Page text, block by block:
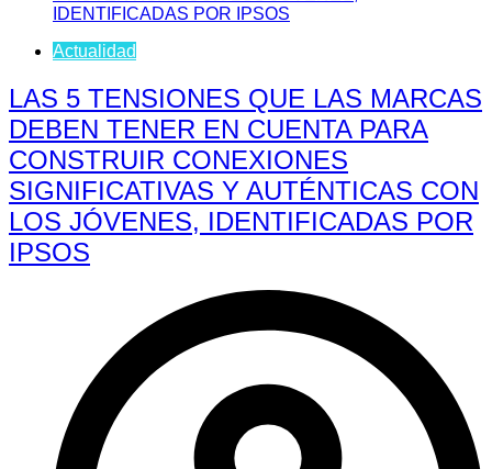
Actualidad
LAS 5 TENSIONES QUE LAS MARCAS
DEBEN TENER EN CUENTA PARA
CONSTRUIR CONEXIONES
SIGNIFICATIVAS Y AUTÉNTICAS CON
LOS JÓVENES, IDENTIFICADAS POR
IPSOS